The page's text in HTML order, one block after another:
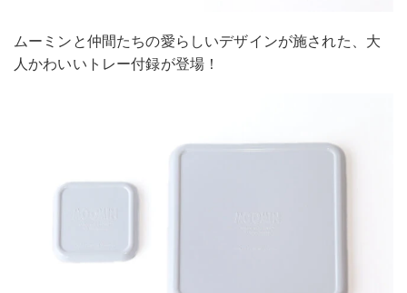
ムーミンと仲間たちの愛らしいデザインが施された、大
人かわいいトレー付録が登場！